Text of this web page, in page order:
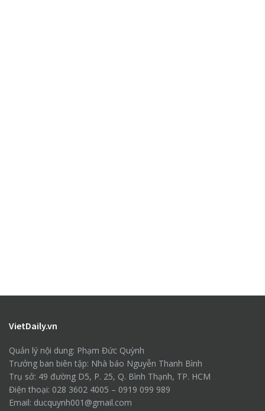
VietDaily.vn
Quản lý nội dung: Phạm Đức Quỳnh
Trưởng ban biên tập: Nhà báo Nguyễn Thanh Bình
Trụ sở: 49 đường D5, P. 25, Q. Bình Thạnh, TP. HCM
Điện thoại: 028 3602 4005 – 0919 099 989
Email: ducquynh001@gmail.com